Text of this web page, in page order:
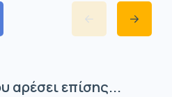
αρέσει επίσης...